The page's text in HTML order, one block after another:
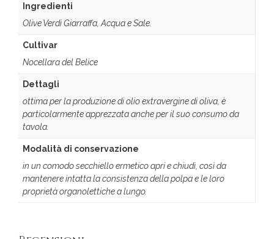
Ingredienti
Olive Verdi Giarraffa, Acqua e Sale.
Cultivar
Nocellara del Belice
Dettagli
ottima per la produzione di olio extravergine di oliva, è
particolarmente apprezzata anche per il suo consumo da
tavola.
Modalità di conservazione
in un comodo secchiello ermetico apri e chiudi, così da
mantenere intatta la consistenza della polpa e le loro
proprietà organolettiche a lungo.